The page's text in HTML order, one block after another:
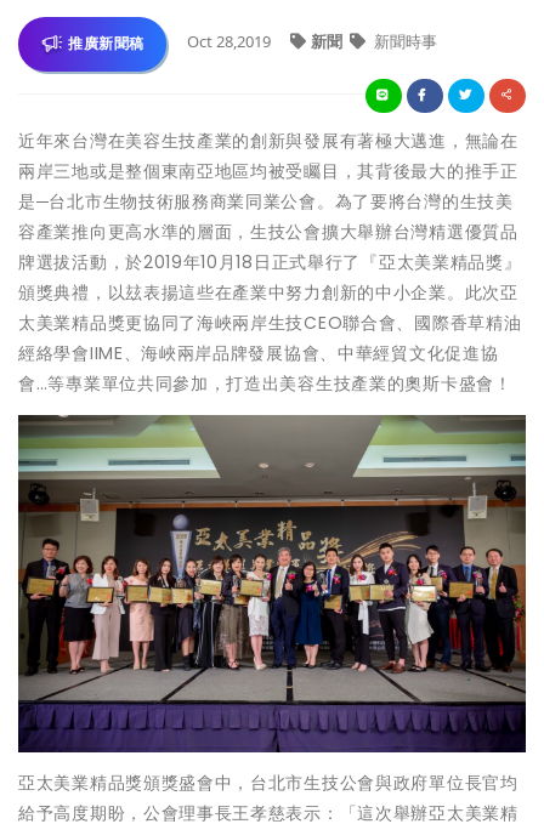
推廣新聞稿 Oct 28,2019 新聞 新聞時事
近年來台灣在美容生技產業的創新與發展有著極大邁進，無論在
兩岸三地或是整個東南亞地區均被受矚目，其背後最大的推手正
是─台北市生物技術服務商業同業公會。為了要將台灣的生技美
容產業推向更高水準的層面，生技公會擴大舉辦台灣精選優質品
牌選拔活動，於2019年10月18日正式舉行了『亞太美業精品獎』
頒獎典禮，以玆表揚這些在產業中努力創新的中小企業。此次亞
太美業精品獎更協同了海峽兩岸生技CEO聯合會、國際香草精油
經絡學會IIME、海峽兩岸品牌發展協會、中華經貿文化促進協
會…等專業單位共同參加，打造出美容生技產業的奧斯卡盛會！
亞太美業精品獎頒獎盛會中，台北市生技公會與政府單位長官均
給予高度期盼，公會理事長王孝慈表示：「這次舉辦亞太美業精